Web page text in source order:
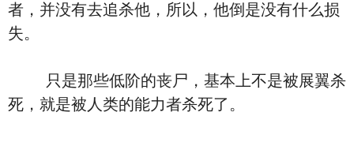
者，并没有去追杀他，所以，他倒是没有什么损
失。
只是那些低阶的丧尸，基本上不是被展翼杀
死，就是被人类的能力者杀死了。